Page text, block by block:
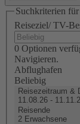
Suchkriterien für
Reiseziel/ TV-
0 Optionen
Navigieren.
Abflughafen
Beliebig
Reisezeitraum &
11.08.26 -
Reisende
2 Erwachsene